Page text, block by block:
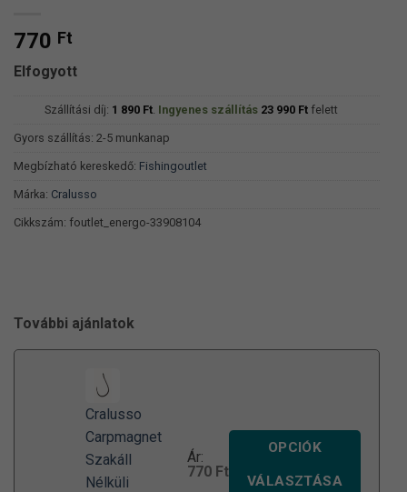
770 Ft
Elfogyott
Szállítási díj: 1 890 Ft. Ingyenes szállítás 23 990 Ftfelett
Gyors szállítás: 2-5 munkanap
Megbízható kereskedő: Fishingoutlet
Márka: Cralusso
Cikkszám: foutlet_energo-33908104
További ajánlatok
Cralusso
Carpmagnet
Szakáll
Nélküli
Ár:
770 Ft
OPCIÓK
VÁLASZTÁSA